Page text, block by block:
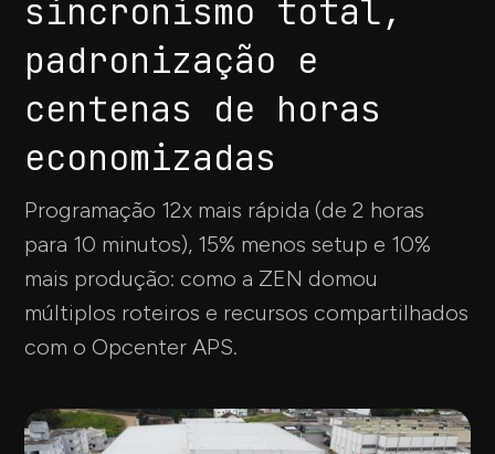
sincronismo total,
padronização e
centenas de horas
economizadas
Programação 12x mais rápida (de 2 horas
para 10 minutos), 15% menos setup e 10%
mais produção: como a ZEN domou
múltiplos roteiros e recursos compartilhados
com o Opcenter APS.